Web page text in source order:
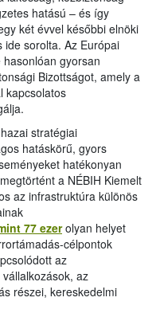
hatású – és így
két évvel későbbi elnöki
ide sorolta. Az Európai
gyorsan
Bizottságot, amely a
kapcsolatos
stratégiai
hatáskörű, gyors
hatékonyan
a NÉBIH Kiemelt
az infrastruktúra különös
77 ezerolyan helyet
célpontok
az
az
részei, kereskedelmi